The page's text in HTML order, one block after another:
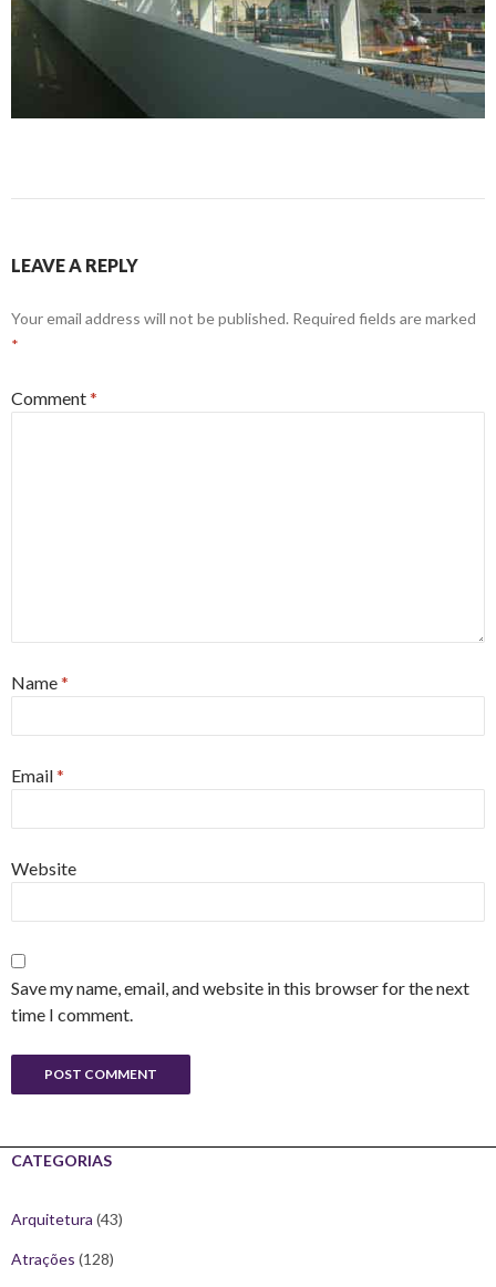
LEAVE A REPLY
Your email address will not be published. Required fields are marked
*
Comment*
Name*
Email*
Website
Save my name, email, and website in this browser for the next
time I comment.
CATEGORIAS
Arquitetura (43)
Atrações (128)